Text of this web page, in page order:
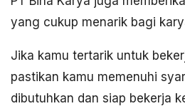
yang cukup menarik bagi
Jika kamu tertarik untuk
pastikan kamu memenuhi
dibutuhkan dan siap bekerja